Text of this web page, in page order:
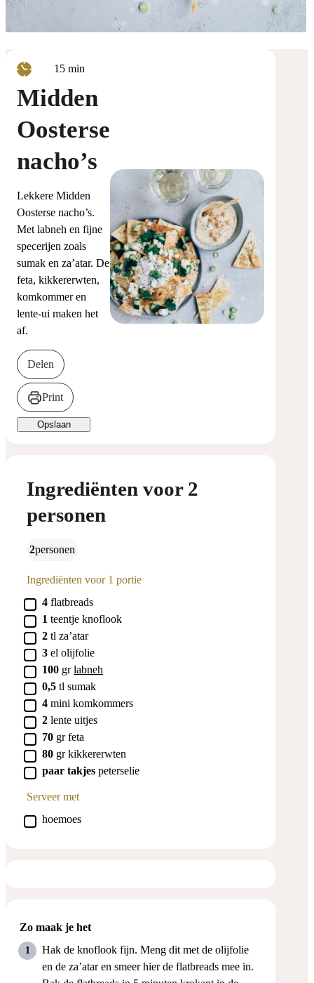
15minuten
min
Midden
Oosterse
nacho’s
Lekkere Midden
Oosterse nacho’s.
Met labneh en fijne
specerijen zoals
sumak en za’atar. De
feta, kikkererwten,
komkommer en
lente-ui maken het
af.
Delen
Print
Opslaan
Ingrediënten voor 2
personen
2 personen
Ingrediënten voor 1 portie
▢
4 flatbreads
▢
1 teentje knoflook
▢
2 tl za’atar
▢
3 el olijfolie
▢
100 gr labneh
▢
0,5 tl sumak
▢
4 mini komkommers
▢
2 lente uitjes
▢
70 gr feta
▢
80 gr kikkererwten
▢
paar takjes peterselie
Serveer met
▢
hoemoes
Zo maak je het
Hak de knoflook fijn. Meng dit met de olijfolie
en de za’atar en smeer hier de flatbreads mee in.